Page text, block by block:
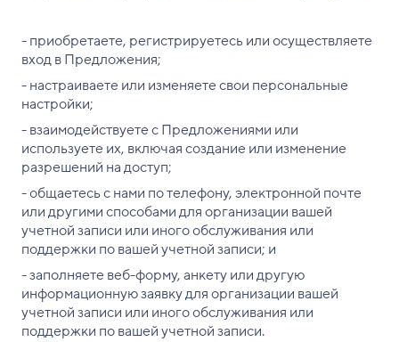
- приобретаете, регистрируетесь или осуществляете
вход в Предложения;
- настраиваете или изменяете свои персональные
настройки;
- взаимодействуете с Предложениями или
используете их, включая создание или изменение
разрешений на доступ;
- общаетесь с нами по телефону, электронной почте
или другими способами для организации вашей
учетной записи или иного обслуживания или
поддержки по вашей учетной записи; и
- заполняете веб-форму, анкету или другую
информационную заявку для организации вашей
учетной записи или иного обслуживания или
поддержки по вашей учетной записи.